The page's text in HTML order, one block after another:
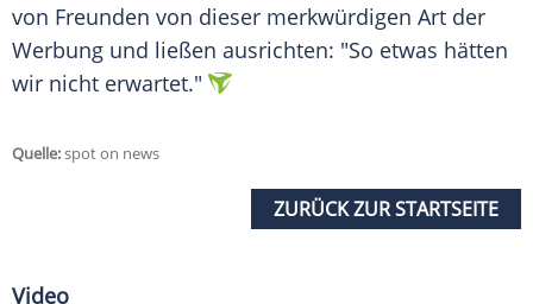
von Freunden von dieser merkwürdigen Art der
Werbung und ließen ausrichten: "So etwas hätten
wir nicht erwartet."
Quelle:spot on news
ZURÜCK ZUR STARTSEITE
Video